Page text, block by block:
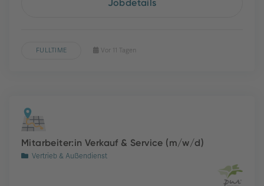
Jobdetails
FULLTIME Vor 11 Tagen
Mitarbeiter:in Verkauf & Service (m/w/d)
Vertrieb & Außendienst